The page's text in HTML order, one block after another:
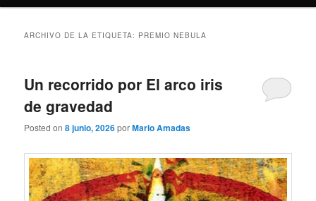
ARCHIVO DE LA ETIQUETA: PREMIO NEBULA
Un recorrido por El arco iris
de gravedad
Posted on8 junio, 2026porMario Amadas